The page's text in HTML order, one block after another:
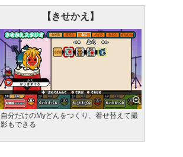
【きせかえ】
自分だけのMyどんをつくり、着せ替えて撮
影もできる